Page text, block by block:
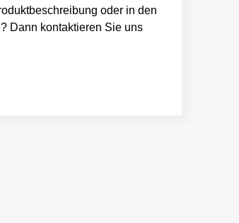
oder in den
Dann kontaktieren Sie uns